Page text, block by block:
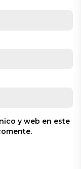
y web en este